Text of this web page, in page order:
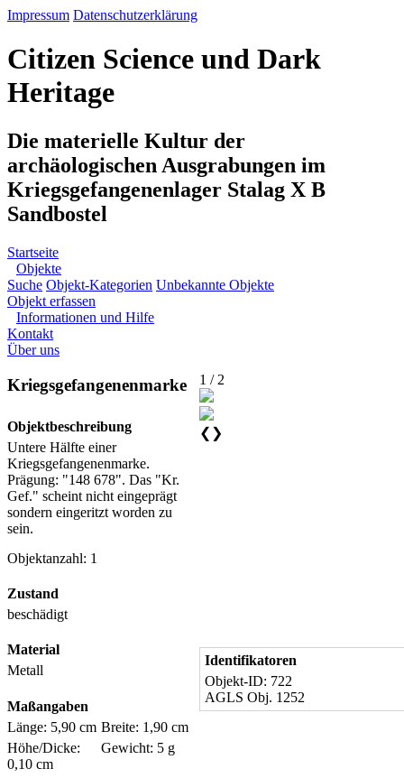
Impressum Datenschutzerklärung
Citizen Science und Dark
Heritage
Die materielle Kultur der
archäologischen Ausgrabungen im
Kriegsgefangenenlager Stalag X B
Sandbostel
Startseite
Objekte
Suche Objekt-Kategorien Unbekannte Objekte
Objekt erfassen
Informationen und Hilfe
Kontakt
Über uns
Kriegsgefangenenmarke
Objektbeschreibung
Untere Hälfte einer
Kriegsgefangenenmarke.
Prägung: "148 678". Das "Kr.
Gef." scheint nicht eingeprägt
sondern eingeritzt worden zu
sein.
Objektanzahl: 1
Zustand
beschädigt
Material
Metall
Maßangaben
Länge: 5,90 cm Breite: 1,90 cm
Höhe/Dicke:
0,10 cm
Gewicht: 5 g
1 / 2
❮ ❯
Identifikatoren
Objekt-ID: 722
AGLS Obj. 1252